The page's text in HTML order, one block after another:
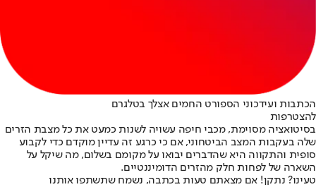
הכתבות ועידכוני הספורט החמים אצלך בטלגרם
להצטרפות
בסיטואציה מסוימת, מכבי חיפה עשויה לשנות כמעט את כל מצבת הזרים
שלה בעקבות המצב הביטחוני, אם כי כרגע זה עדיין מוקדם כדי לקבוע
סופית והתקווה היא שהדברים יבואו על מקומם בשלום, מה שיקל על
השארה של לפחות חלק מהזרים הדומיננטיים.
טעינו? נתקן! אם מצאתם טעות בכתבה, נשמח שתשתפו אותנו